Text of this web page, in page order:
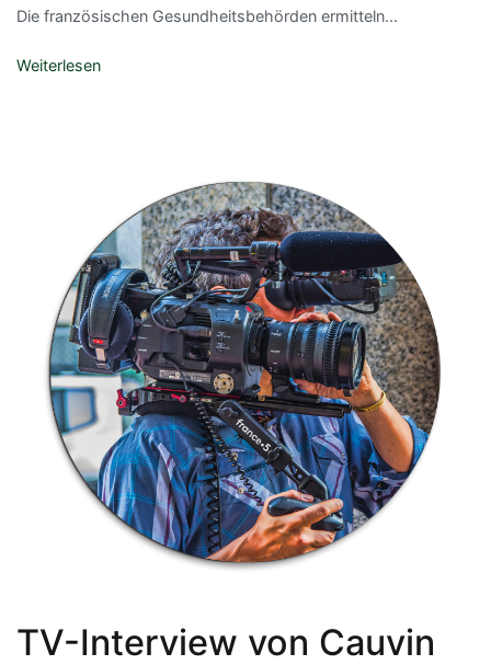
Die französischen Gesundheitsbehörden ermitteln...
Weiterlesen
TV-Interview von Cauvin